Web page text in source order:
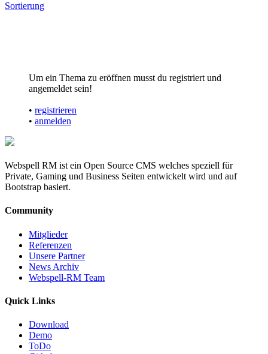
Sortierung
Um ein Thema zu eröffnen musst du registriert und
angemeldet sein!
• registrieren
• anmelden
Webspell RM ist ein Open Source CMS welches speziell für
Private, Gaming und Business Seiten entwickelt wird und auf
Bootstrap basiert.
Community
Mitglieder
Referenzen
Unsere Partner
News Archiv
Webspell-RM Team
Quick Links
Download
Demo
ToDo